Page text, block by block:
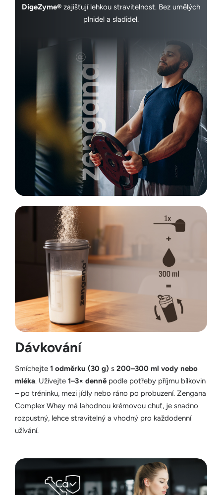
DigeZyme® zajišťují lehkou stravitelnost. Bez umělých
plnidel a sladidel.
Dávkování
Smíchejte 1 odměrku (30 g) s 200–300 ml vody nebo
mléka. Užívejte 1–3× denně podle potřeby příjmu bílkovin
– po tréninku, mezi jídly nebo ráno po probuzení. Zengana
Complex Whey má lahodnou krémovou chuť, je snadno
rozpustný, lehce stravitelný a vhodný pro každodenní
užívání.